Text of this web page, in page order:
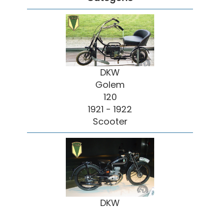
DKW
Golem
120
1921 - 1922
Scooter
DKW